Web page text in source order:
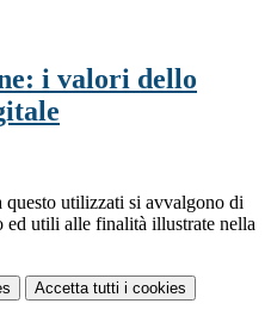
i valori dello
utilizzati si avvalgono di
ed utili alle finalità illustrate nella
Accetta tutti i cookies